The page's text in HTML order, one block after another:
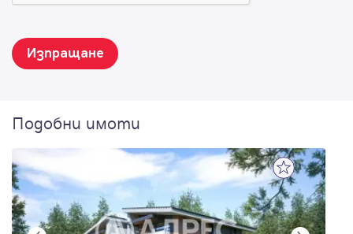
Изпращане
Подобни имоти